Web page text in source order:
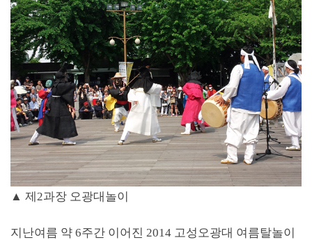
▲ 제2과장 오광대놀이
지난여름 약 6주간 이어진 2014 고성오광대 여름탈놀이